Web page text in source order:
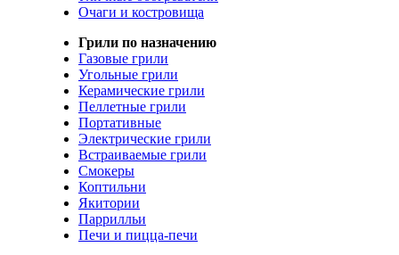
Очаги и костровища
Грили по назначению
Газовые грили
Угольные грили
Керамические грили
Пеллетные грили
Портативные
Электрические грили
Встраиваемые грили
Смокеры
Коптильни
Якитории
Паррилльи
Печи и пицца-печи